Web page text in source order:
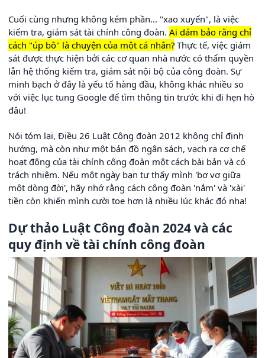
Cuối cùng nhưng không kém phần... "xao xuyến", là việc
kiểm tra, giám sát tài chính công đoàn. Ai dám bảo rằng chỉ
cách "úp bô" là chuyện của một cá nhân? Thực tế, việc giám
sát được thực hiện bởi các cơ quan nhà nước có thẩm quyền
lẫn hệ thống kiểm tra, giám sát nội bộ của công đoàn. Sự
minh bạch ở đây là yếu tố hàng đầu, không khác nhiều so
với việc lục tung Google để tìm thông tin trước khi đi hẹn hò
đâu!
Nói tóm lại, Điều 26 Luật Công đoàn 2012 không chỉ định
hướng, mà còn như một bản đồ ngân sách, vạch ra cơ chế
hoạt động của tài chính công đoàn một cách bài bản và có
trách nhiệm. Nếu một ngày bạn tự thấy mình 'bơ vơ giữa
một dòng đời', hãy nhớ rằng cách công đoàn 'nắm' và 'xài'
tiền còn khiến mình cười toe hơn là nhiều lúc khác đó nha!
Dự thảo Luật Công đoàn 2024 và các
quy định về tài chính công đoàn